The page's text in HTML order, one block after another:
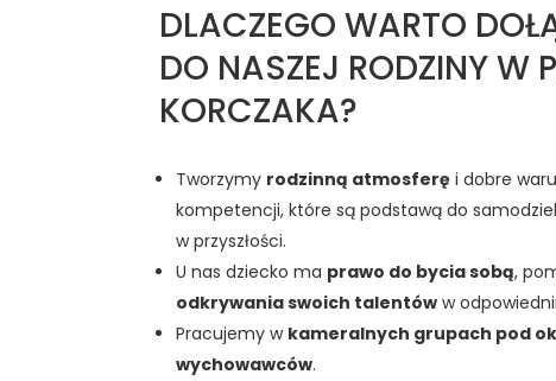
DLACZEGO WARTO
DO NASZEJ RODZINY W
KORCZAKA?
Tworzymy rodzinną atmosferę i dobre
kompetencji, które są podstawą do
w przyszłości.
U nas dziecko ma prawo do bycia sobą,
odkrywania swoich talentów w
Pracujemy w kameralnych grupach pod
wychowawców.